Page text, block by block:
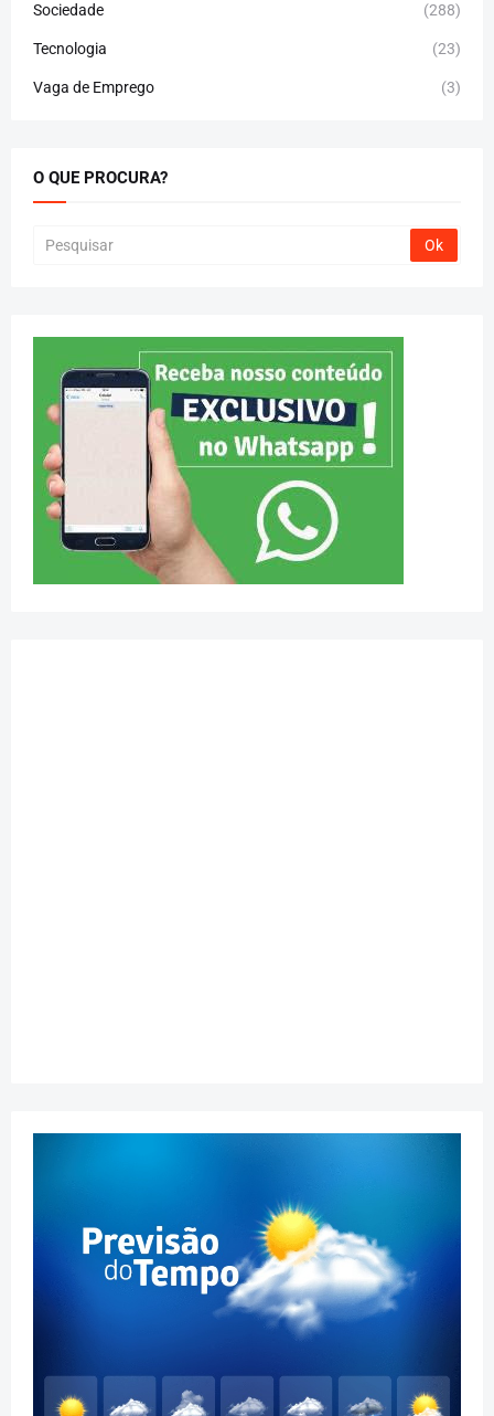
Sociedade (288)
Tecnologia (23)
Vaga de Emprego (3)
O QUE PROCURA?